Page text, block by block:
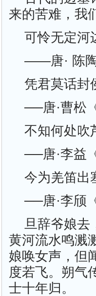
来的苦难，我
可怜无定河
——唐· 陈陶
凭君莫话封
──唐·曹松
不知何处吹
──唐·李益
今为羌笛出
──唐·李颀
旦辞爷娘去
黄河流水鸣溅
娘唤女声，但
度若飞。朔气
士十年归。